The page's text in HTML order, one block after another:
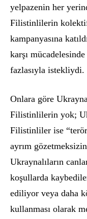
yelpazenin her
Filistinlilerin kolektif
kampanyasına
karşı
fazlasıyla istekliydi.
Onlara göre
Filistinlilerin yok;
Filistinliler ise “terö
ayrım gö
Ukraynalıların
koşullarda
ediliyor veya daha k
kullanması olarak